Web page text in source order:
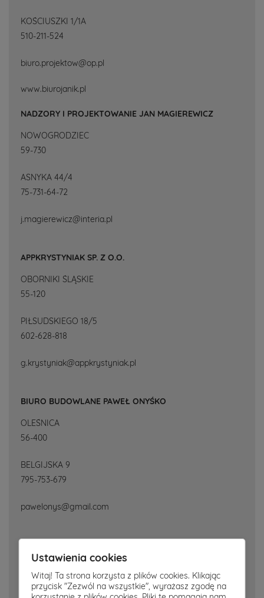
KOŚCIUSZKI 1/1A
510-211-524
biuro.projektow@op.pl
www.biurojanik.pl
NADZORY I PROJEKTOWANIE JAN MAGIEREWICZ
NOWOGRODZIEC
59-730
ASNYKA 44/4
75-731-64-72
j.magierewicz@interia.pl
APPKRYSTYNIAK SP. Z O.O.
OBORNIKI ŚLĄSKIE
55-120
PIŁSUDSKIEGO 18/5
602-628-818
g.krystyniak@appkrystyniak.pl
BIURO BUDOWLANE PAWEŁ ONYŚKO
OLEŚNICA
56-400
BELGIJSKA 9
795-753-679
pawelonys@gmail.com
56-400
Ustawienia cookies
Witaj! Ta strona korzysta z plików cookies. Klikając
przycisk "Zezwól na wszystkie", wyrażasz zgodę na